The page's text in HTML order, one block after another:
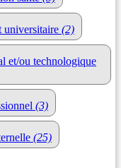
universitaire (2)
et/ou technologique
(3)
(25)